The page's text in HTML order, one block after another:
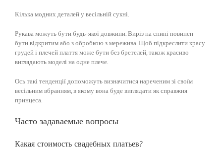
Кілька модних деталей у весільній сукні.
Рукава можуть бути будь-якої довжини. Виріз на спині повинен
бути відкритим або з обробкою з мережива. Щоб підкреслити красу
грудей і плечей плаття може бути без бретелей, також красиво
виглядають моделі на одне плече.
Ось такі тенденції допоможуть визначитися нареченим зі своїм
весільним вбранням, в якому вона буде виглядати як справжня
принцеса.
Часто задаваемые вопросы
Какая стоимость свадебных платьев?